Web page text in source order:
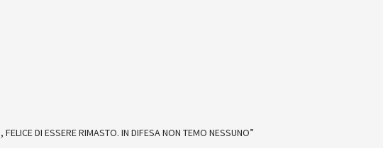
FELICE DI ESSERE RIMASTO. IN DIFESA NON TEMO NESSUNO”